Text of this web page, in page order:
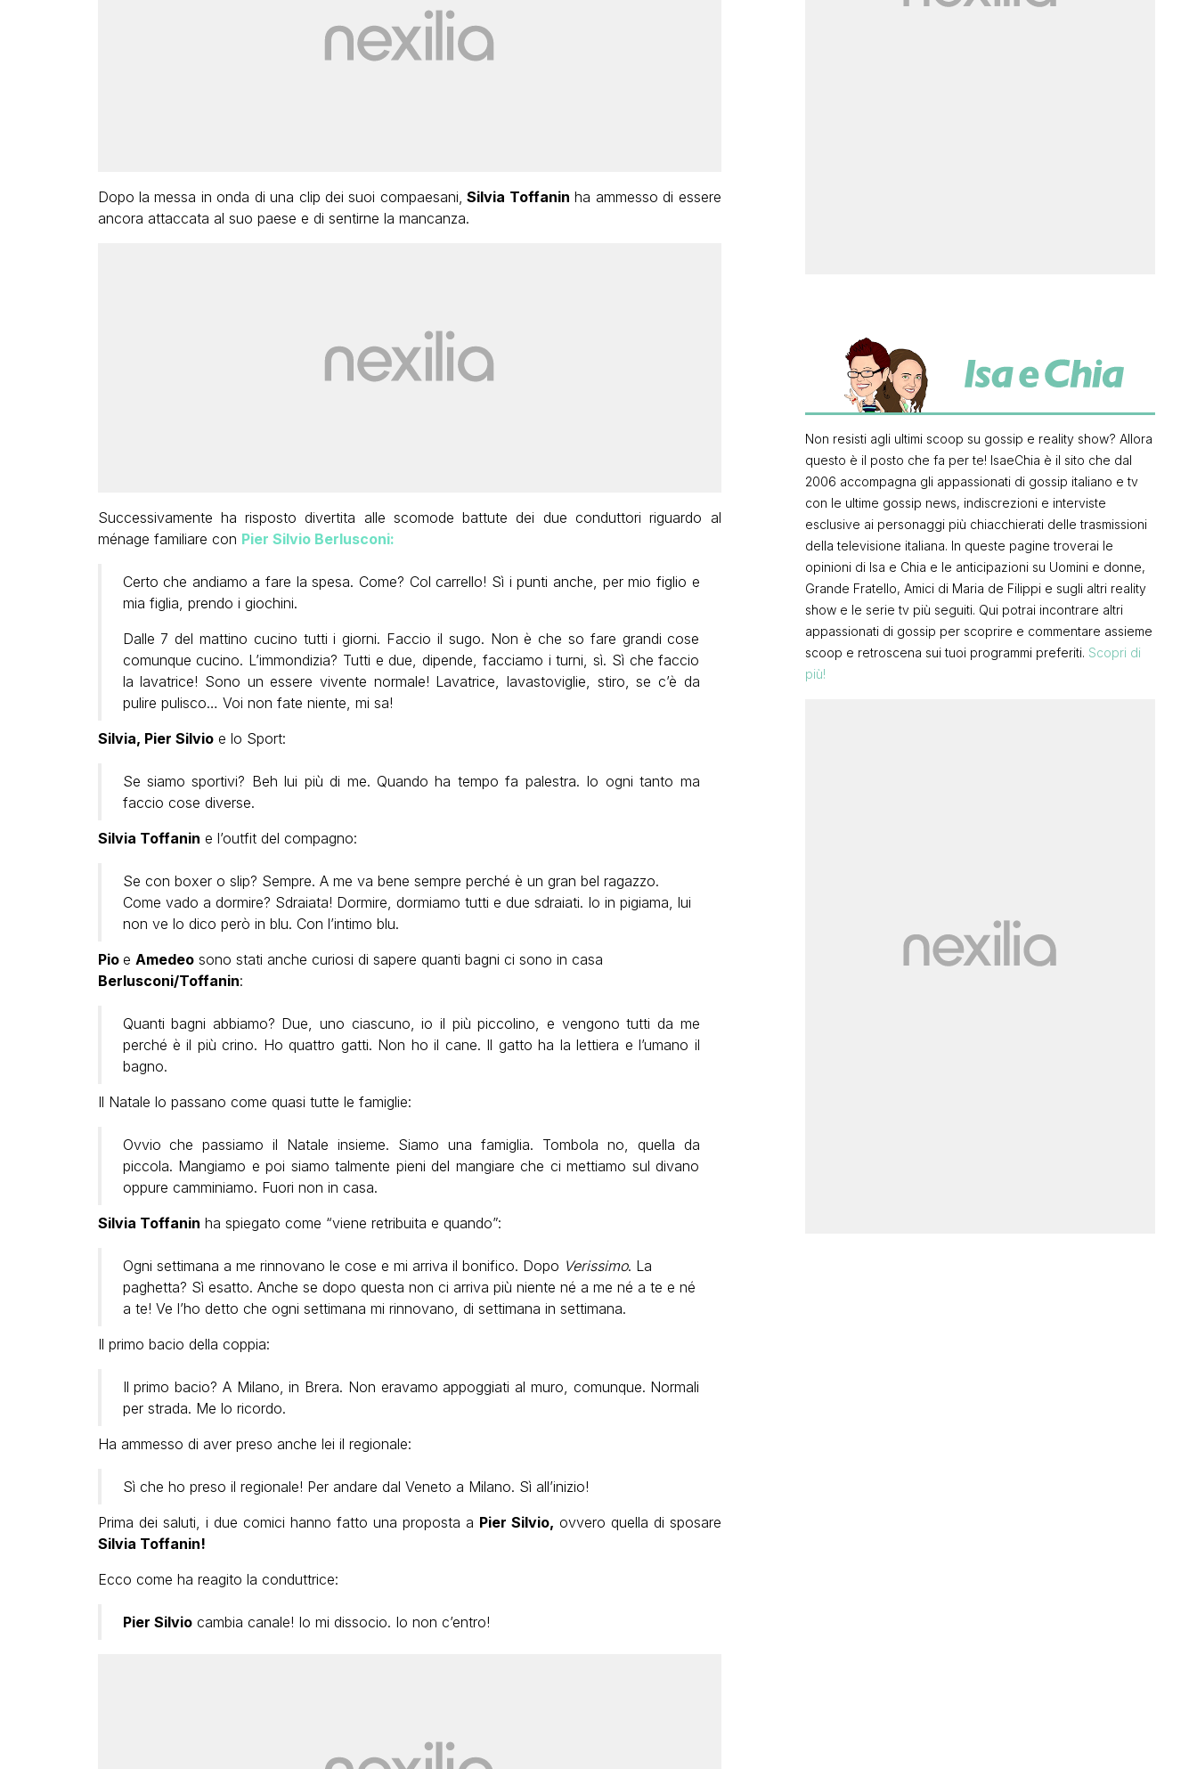
Dopo la messa in onda di una clip dei suoi compaesani, Silvia Toffanin ha ammesso di essere
ancora attaccata al suo paese e di sentirne la mancanza.
Successivamente ha risposto divertita alle scomode battute dei due conduttori riguardo al
ménage familiare con Pier Silvio Berlusconi:
Certo che andiamo a fare la spesa. Come? Col carrello! Sì i punti anche, per mio figlio e
mia figlia, prendo i giochini.
Dalle 7 del mattino cucino tutti i giorni. Faccio il sugo. Non è che so fare grandi cose
comunque cucino. L’immondizia? Tutti e due, dipende, facciamo i turni, sì. Sì che faccio
la lavatrice! Sono un essere vivente normale! Lavatrice, lavastoviglie, stiro, se c’è da
pulire pulisco… Voi non fate niente, mi sa!
Silvia, Pier Silvioe lo Sport:
Se siamo sportivi? Beh lui più di me. Quando ha tempo fa palestra. Io ogni tanto ma
faccio cose diverse.
Silvia Toffanin e l’outfit del compagno:
Se con boxer o slip? Sempre. A me va bene sempre perché è un gran bel ragazzo.
Come vado a dormire? Sdraiata! Dormire, dormiamo tutti e due sdraiati. Io in pigiama, lui
non ve lo dico però in blu. Con l’intimo blu.
Pio e Amedeosono stati anche curiosi di sapere quanti bagni ci sono in casa
Berlusconi/Toffanin:
Quanti bagni abbiamo? Due, uno ciascuno, io il più piccolino, e vengono tutti da me
perché è il più crino. Ho quattro gatti. Non ho il cane. Il gatto ha la lettiera e l’umano il
bagno.
Il Natale lo passano come quasi tutte le famiglie:
Ovvio che passiamo il Natale insieme. Siamo una famiglia. Tombola no, quella da
piccola. Mangiamo e poi siamo talmente pieni del mangiare che ci mettiamo sul divano
oppure camminiamo. Fuori non in casa.
Silvia Toffanin ha spiegato come “viene retribuita e quando”:
Ogni settimana a me rinnovano le cose e mi arriva il bonifico. Dopo Verissimo. La
paghetta? Sì esatto. Anche se dopo questa non ci arriva più niente né a me né a te e né
a te! Ve l’ho detto che ogni settimana mi rinnovano, di settimana in settimana.
Il primo bacio della coppia:
Il primo bacio? A Milano, in Brera. Non eravamo appoggiati al muro, comunque. Normali
per strada. Me lo ricordo.
Ha ammesso di aver preso anche lei il regionale:
Sì che ho preso il regionale! Per andare dal Veneto a Milano. Sì all’inizio!
Prima dei saluti, i due comici hanno fatto una proposta a Pier Silvio, ovvero quella di sposare
Silvia Toffanin!
Ecco come ha reagito la conduttrice:
Pier Silviocambia canale! Io mi dissocio. Io non c’entro!
Non resisti agli ultimi scoop su gossip e reality show? Allora
questo è il posto che fa per te! IsaeChia è il sito che dal
2006 accompagna gli appassionati di gossip italiano e tv
con le ultime gossip news, indiscrezioni e interviste
esclusive ai personaggi più chiacchierati delle trasmissioni
della televisione italiana. In queste pagine troverai le
opinioni di Isa e Chia e le anticipazioni su Uomini e donne,
Grande Fratello, Amici di Maria de Filippi e sugli altri reality
show e le serie tv più seguiti. Qui potrai incontrare altri
appassionati di gossip per scoprire e commentare assieme
scoop e retroscena sui tuoi programmi preferiti. Scopri di
più!